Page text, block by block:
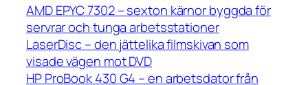
AMD EPYC 7302 – sexton kärnor byggda för
servrar och tunga arbetsstationer
LaserDisc – den jättelika filmskivan som
visade vägen mot DVD
HP ProBook 430 G4 – en arbetsdator från